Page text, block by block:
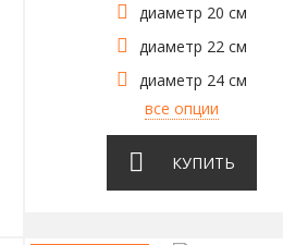
диаметр 20 см
диаметр 22 см
диаметр 24 см
все опции
КУПИТЬ